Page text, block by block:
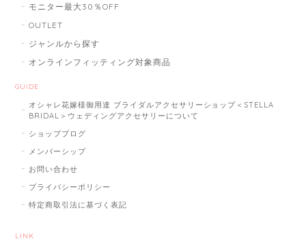
モニター最大30％OFF
OUTLET
ジャンルから探す
オンラインフィッティング対象商品
GUIDE
オシャレ花嫁様御用達 ブライダルアクセサリーショップ＜STELLA
BRIDAL＞ウェディングアクセサリーについて
ショップブログ
メンバーシップ
お問い合わせ
プライバシーポリシー
特定商取引法に基づく表記
LINK